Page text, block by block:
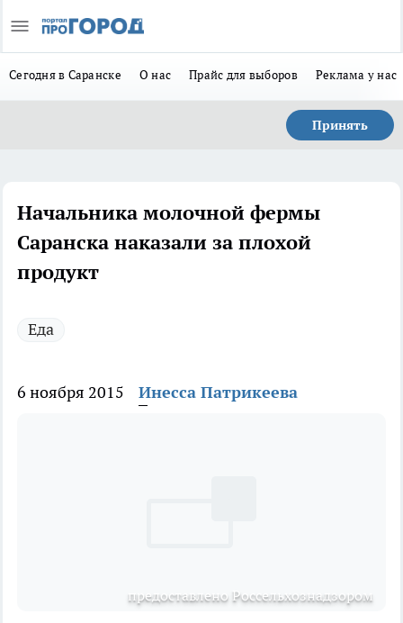
Сегодня в Саранске О нас Прайс для выборов Реклама у нас
Принять
Начальника молочной фермы
Саранска наказали за плохой
продукт
Еда
6 ноября 2015 Инесса Патрикеева
предоставлено Россельхознадзором